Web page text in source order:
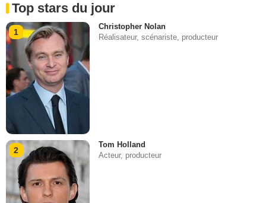
Top stars du jour
1
Christopher Nolan
Réalisateur, scénariste, producteur
2
Tom Holland
Acteur, producteur